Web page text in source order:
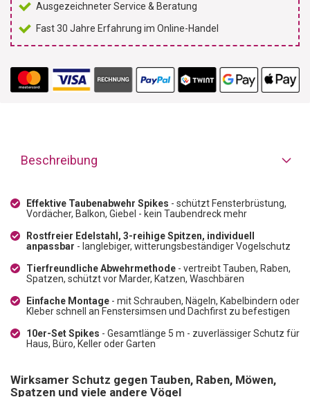
Ausgezeichneter Service & Beratung
Fast 30 Jahre Erfahrung im Online-Handel
Beschreibung
Effektive Taubenabwehr Spikes - schützt Fensterbrüstung,
Vordächer, Balkon, Giebel - kein Taubendreck mehr
Rostfreier Edelstahl, 3-reihige Spitzen, individuell
anpassbar - langlebiger, witterungsbeständiger Vogelschutz
Tierfreundliche Abwehrmethode - vertreibt Tauben, Raben,
Spatzen, schützt vor Marder, Katzen, Waschbären
Einfache Montage - mit Schrauben, Nägeln, Kabelbindern oder
Kleber schnell an Fenstersimsen und Dachfirst zu befestigen
10er-Set Spikes - Gesamtlänge 5 m - zuverlässiger Schutz für
Haus, Büro, Keller oder Garten
Wirksamer Schutz gegen Tauben, Raben, Möwen,
Spatzen und viele andere Vögel